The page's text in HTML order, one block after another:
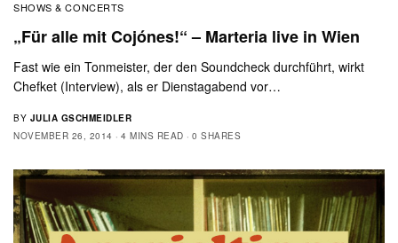
SHOWS & CONCERTS
„Für alle mit Cojónes!“ – Marteria live in Wien
Fast wie ein Tonmeister, der den Soundcheck durchführt, wirkt
Chefket (Interview), als er Dienstagabend vor…
BY JULIA GSCHMEIDLER
NOVEMBER 26, 2014
4 MINS READ 0 SHARES